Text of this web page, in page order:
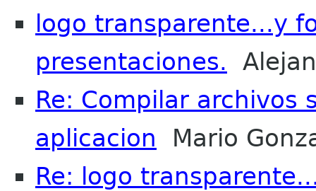
logo transparente...y
presentaciones.
Re: Compilar archivos
aplicacion Mario
Re: logo